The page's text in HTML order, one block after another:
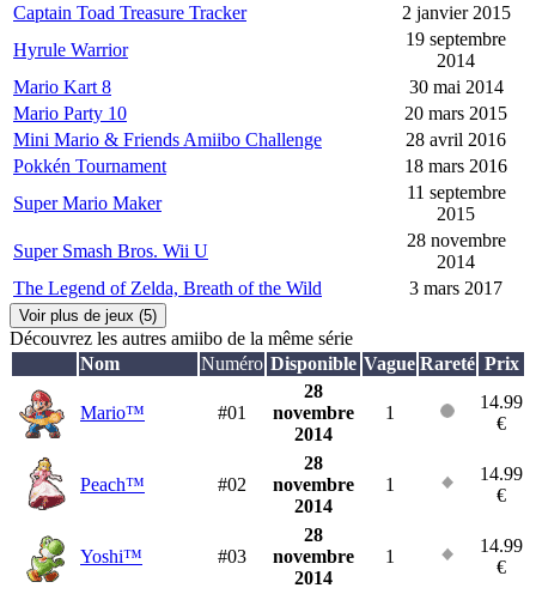
Captain Toad Treasure Tracker
2 janvier 2015
Hyrule Warrior
19 septembre
2014
Mario Kart 8
30 mai 2014
Mario Party 10
20 mars 2015
Mini Mario & Friends Amiibo Challenge
28 avril 2016
Pokkén Tournament
18 mars 2016
Super Mario Maker
11 septembre
2015
Super Smash Bros. Wii U
28 novembre
2014
The Legend of Zelda, Breath of the Wild
3 mars 2017
Voir plus de jeux (5)
Découvrez les autres amiibo de la même série
Nom
Numéro Disponible Vague Rareté Prix
Mario™ #01
28
novembre
2014
1
14.99
€
Peach™ #02
28
novembre
2014
1
14.99
€
Yoshi™ #03
28
novembre
2014
1
14.99
€